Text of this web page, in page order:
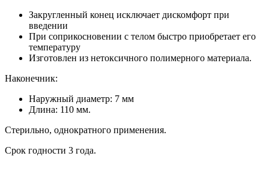
Закругленный конец исключает дискомфорт при
введении
При соприкосновении с телом быстро приобретает его
температуру
Изготовлен из нетоксичного полимерного материала.
Наконечник:
Наружный диаметр: 7 мм
Длина: 110 мм.
Стерильно, однократного применения.
Срок годности 3 года.